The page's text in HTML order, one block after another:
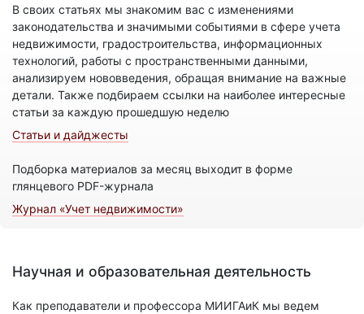
В своих статьях мы знакомим вас с изменениями
законодательства и значимыми событиями в сфере учета
недвижимости, градостроительства, информационных
технологий, работы с пространственными данными,
анализируем нововведения, обращая внимание на важные
детали. Также подбираем ссылки на наиболее интересные
статьи за каждую прошедшую неделю
Статьи и дайджесты
Подборка материалов за месяц выходит в форме
глянцевого PDF-журнала
Журнал «Учет недвижимости»
Научная и образовательная деятельность
Как преподаватели и профессора МИИГАиК мы ведем